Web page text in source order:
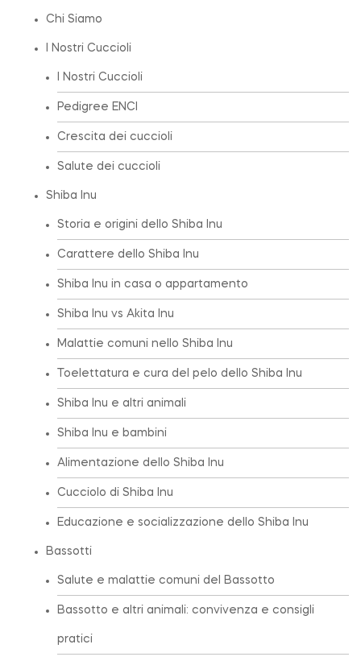
Chi Siamo
I Nostri Cuccioli
I Nostri Cuccioli
Pedigree ENCI
Crescita dei cuccioli
Salute dei cuccioli
Shiba Inu
Storia e origini dello Shiba Inu
Carattere dello Shiba Inu
Shiba Inu in casa o appartamento
Shiba Inu vs Akita Inu
Malattie comuni nello Shiba Inu
Toelettatura e cura del pelo dello Shiba Inu
Shiba Inu e altri animali
Shiba Inu e bambini
Alimentazione dello Shiba Inu
Cucciolo di Shiba Inu
Educazione e socializzazione dello Shiba Inu
Bassotti
Salute e malattie comuni del Bassotto
Bassotto e altri animali: convivenza e consigli
pratici